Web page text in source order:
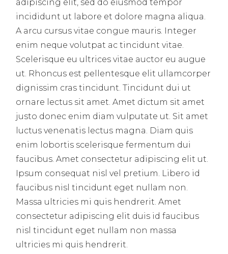
adipiscing elit, sed do eiusmod tempor
incididunt ut labore et dolore magna aliqua.
A arcu cursus vitae congue mauris. Integer
enim neque volutpat ac tincidunt vitae.
Scelerisque eu ultrices vitae auctor eu augue
ut. Rhoncus est pellentesque elit ullamcorper
dignissim cras tincidunt. Tincidunt dui ut
ornare lectus sit amet. Amet dictum sit amet
justo donec enim diam vulputate ut. Sit amet
luctus venenatis lectus magna. Diam quis
enim lobortis scelerisque fermentum dui
faucibus. Amet consectetur adipiscing elit ut.
Ipsum consequat nisl vel pretium. Libero id
faucibus nisl tincidunt eget nullam non.
Massa ultricies mi quis hendrerit. Amet
consectetur adipiscing elit duis id faucibus
nisl tincidunt eget nullam non massa
ultricies mi quis hendrerit.